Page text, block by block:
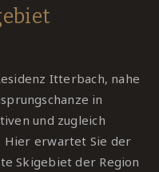
Itterbach, nahe
in
und zugleich
Hier erwartet Sie der
Skigebiet der Region